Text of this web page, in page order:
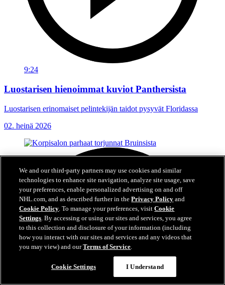
9:24
Luostarisen hienoimmat kuviot Panthersista
Luostarisen erinomaiset pelintekijän taidot pysyvät Floridassa
02. heinä 2026
We and our third-party partners may use cookies and similar
technologies to enhance site navigation, analyze site usage, save
your preferences, enable personalized advertising on and off
NHL.com, and as described further in thePrivacy Policy and
Cookie Policy. To manage your preferences, visitCookie
Settings. By accessing or using our sites and services, you agree
to this collection and disclosure of your information (including
how you interact with our sites and services and any videos that
you may view) and ourTerms of Service.
Cookie Settings I Understand